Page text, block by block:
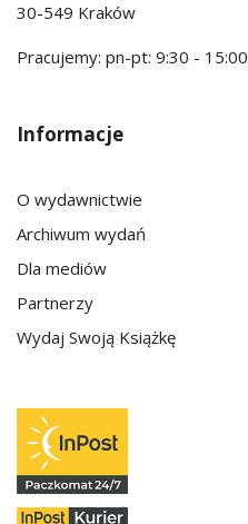
30-549 Kraków
Pracujemy: pn-pt: 9:30 - 15:00
Informacje
O wydawnictwie
Archiwum wydań
Dla mediów
Partnerzy
Wydaj Swoją Książkę